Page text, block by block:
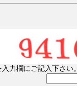
入力欄にご記入下さい。